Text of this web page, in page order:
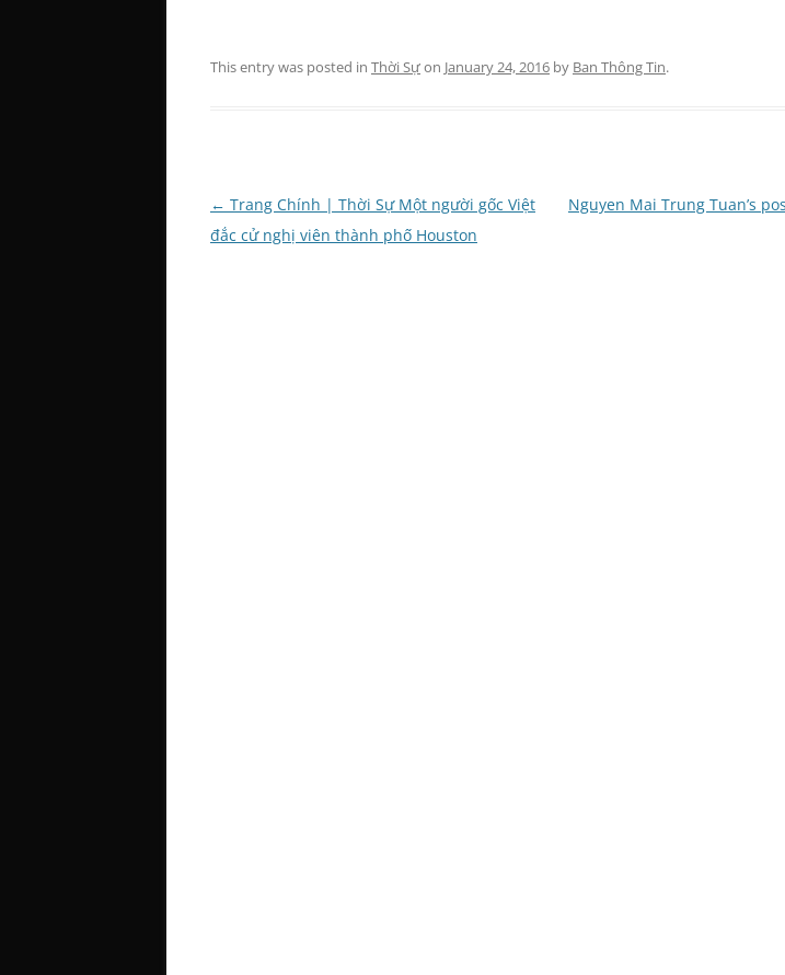
This entry was posted in Thời Sựon January 24, 2016 by Ban Thông Tin.
Post
navigation
← Trang Chính | Thời Sự Một người gốc Việt
đắc cử nghị viên thành phố Houston
Nguyen Mai Trung Tuan’s